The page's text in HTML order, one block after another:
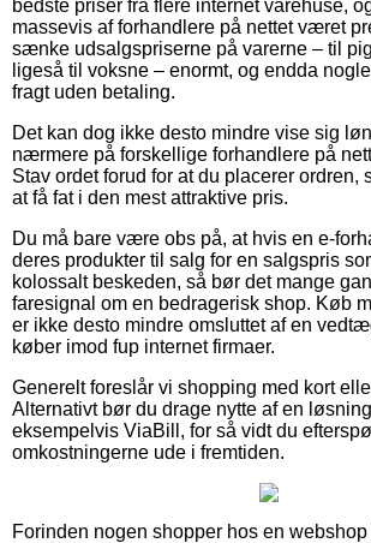
bedste priser fra flere internet varehuse,
massevis af forhandlere på nettet været
sænke udsalgspriserne på varerne – til
ligeså til voksne – enormt, og endda
fragt uden betaling.
Det kan dog ikke desto mindre vise sig
nærmere på forskellige forhandlere på
Stav ordet forud for at du placerer ordren,
at få fat i den mest attraktive pris.
Du må bare være obs på, at hvis en e-
deres produkter til salg for en salgspris
kolossalt beskeden, så bør det mange
faresignal om en bedragerisk shop. Køb
er ikke desto mindre omsluttet af en
køber imod fup internet firmaer.
Generelt foreslår vi shopping med kort
Alternativt bør du drage nytte af en
eksempelvis ViaBill, for så vidt du
omkostningerne ude i fremtiden.
Forinden nogen shopper hos en